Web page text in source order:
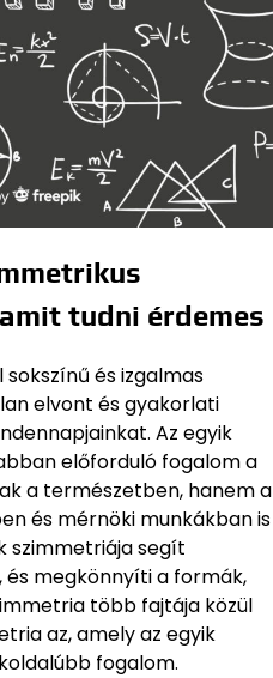
tudni érdemes
és izgalmas
elvont és gyakorlati
Az egyik
előforduló fogalom a
a természetben, hanem a
és mérnöki munkákban is
szimmetriája segít
és megkönnyíti a formák,
több fajtája közül
az, amely az egyik
fogalom.